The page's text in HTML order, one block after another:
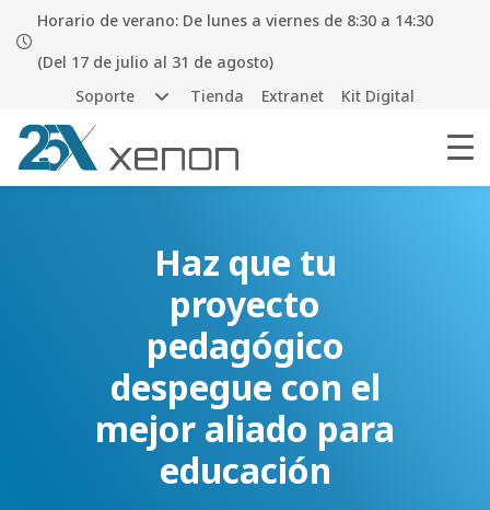
Horario de verano: De lunes a viernes de 8:30 a 14:30
(Del 17 de julio al 31 de agosto)
Soporte
Tienda Extranet Kit Digital
Haz que tu
proyecto
pedagógico
despegue con el
mejor aliado para
educación